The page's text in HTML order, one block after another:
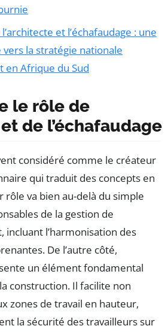
et l’échafaudage : une
la stratégie nationale
en Afrique du Sud
le rôle de
de l’échafaudage
considéré comme le créateur
qui traduit des concepts en
rôle va bien au-delà du simple
de la gestion de
incluant l’harmonisation des
De l’autre côté,
un élément fondamental
construction. Il facilite non
zones de travail en hauteur,
la sécurité des travailleurs sur